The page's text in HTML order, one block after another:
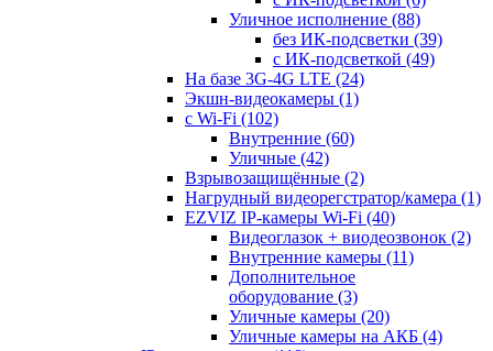
Уличное исполнение (88)
без ИК-подсветки (39)
с ИК-подсветкой (49)
На базе 3G-4G LTE (24)
Экшн-видеокамеры (1)
с Wi-Fi (102)
Внутренние (60)
Уличные (42)
Взрывозащищённые (2)
Нагрудный видеорегстратор/камера (1)
EZVIZ IP-камеры Wi-Fi (40)
Видеоглазок + виодеозвонок (2)
Внутренние камеры (11)
Дополнительное
оборудование (3)
Уличные камеры (20)
Уличные камеры на АКБ (4)